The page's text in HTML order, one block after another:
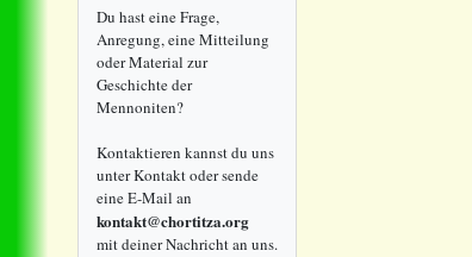
Du hast eine Frage,
Anregung, eine Mitteilung
oder Material zur
Geschichte der
Mennoniten?
Kontaktieren kannst du uns
unter Kontakt oder sende
eine E-Mail an
kontakt@chortitza.org
mit deiner Nachricht an uns.